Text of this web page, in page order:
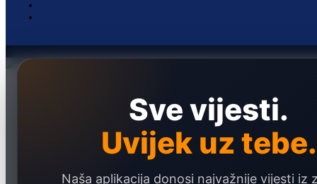
Sve vijesti.
Uvijek uz tebe.
Naša aplikacija donosi najvažnije vijesti iz